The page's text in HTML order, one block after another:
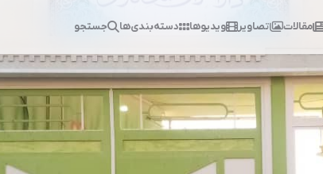
مقالات تصاویر ویدیوها دسته‌بندی‌ها جستجو